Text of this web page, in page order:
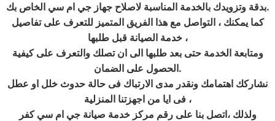
بدقة وتزويدك بالخدمة المناسبة لاصلاح جهاز جي ام سي الخاص بك.
كما يمكنك ، التواصل مع هذا الفريق المتميز للتعرف على تفاصيل
خدمة الصيانة قبل طلبها ،
ومتابعة الخدمة حتى بعد طلبها الى ان تصلك والتعرف على كيفية
الحصول على الضمان.
نشاركك اهتمامك ونقدر مدى الارتباك فى حالة حدوث خلل او عطل
فى ايا من اجهزتنا المنزلية ،
ولذلك ،اتصل بنا على رقم مركز خدمة صيانة جي ام سي كفر